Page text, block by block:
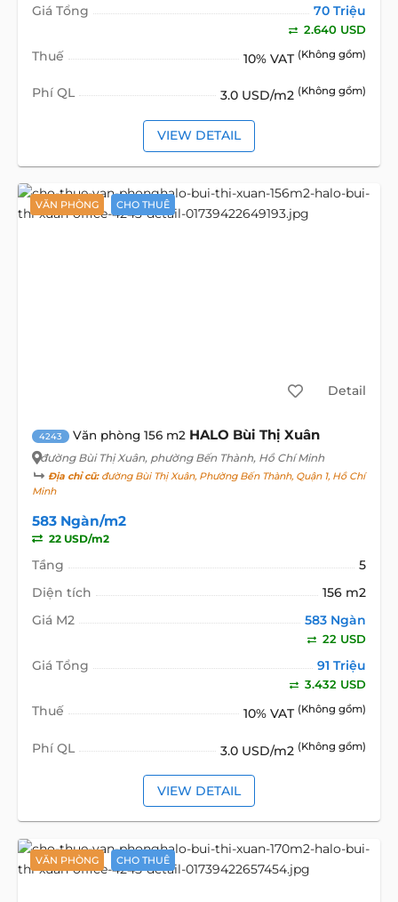
Giá Tổng 70 Triệu
2.640 USD
Thuế 10% VAT (Không gồm)
Phí QL 3.0 USD/m2 (Không gồm)
VIEW DETAIL
VĂN PHÒNG CHO THUÊ
Detail
4243 Văn phòng 156 m2 HALO Bùi Thị Xuân
đường Bùi Thị Xuân, phường Bến Thành, Hồ Chí Minh
Địa chỉ cũ:đường Bùi Thị Xuân, Phường Bến Thành, Quận 1, Hồ Chí
Minh
583 Ngàn/m2
22 USD/m2
Tầng
5
Diện tích
156 m2
Giá M2
583 Ngàn
22 USD
Giá Tổng 91 Triệu
3.432 USD
Thuế 10% VAT (Không gồm)
Phí QL 3.0 USD/m2 (Không gồm)
VIEW DETAIL
VĂN PHÒNG CHO THUÊ